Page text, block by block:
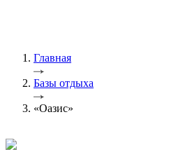
Главная
Базы отдыха
«Оазис»